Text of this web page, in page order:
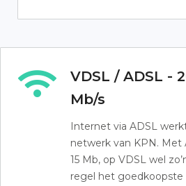
VDSL / ADSL -
Mb/s
Internet via ADSL
netwerk van KPN. Met
15 Mb, op VDSL wel
regel het goedkoopste